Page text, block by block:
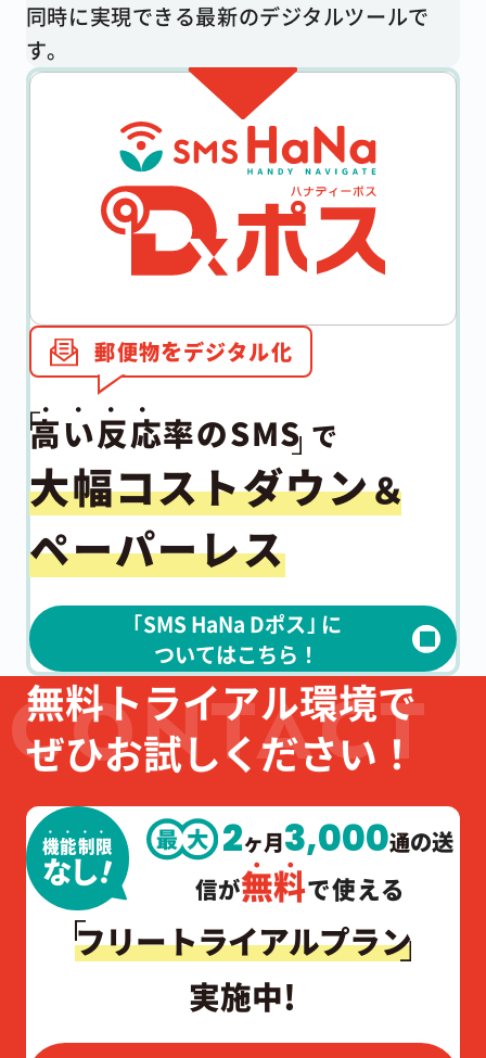
同時に実現できる最新のデジタルツールで
す。
郵便物をデジタル化
高い反応率のSMS で
大幅コストダウン＆
ペーパーレス
｢SMS HaNa Dポス｣ に
ついてはこちら！
無料トライアル環境で
ぜひお試しください！
機能制限
なし！
2ヶ月3,000通の送
信が無料で使える
フリートライアルプラン
実施中!